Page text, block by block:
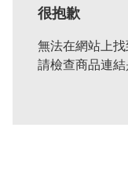
很抱歉
無法在網站上找
請檢查商品連結